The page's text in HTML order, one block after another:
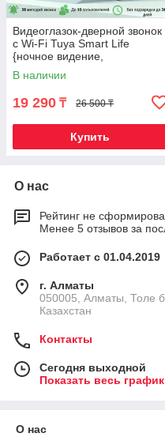
Видеоглазок-дверной звонок
с Wi-Fi Tuya Smart Life
{ночное видение,
двусторонняя аудиосвязь,
функция изменения
В наличии
19 290 ₸ 26 500 ₸
Купить
О нас
Рейтинг не
Менее 5 отзывов за
Работает с 01.04.2019
г. Алматы
050005, Алматы, Толе
Казахстан
Контакты
Сегодня выходной
Показать весь
О нас